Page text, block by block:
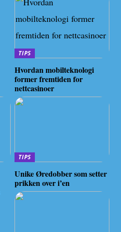
TIPS
Hvordan mobilteknologi
former fremtiden for
nettcasinoer
TIPS
Unike Øredobber som setter
prikken over i’en